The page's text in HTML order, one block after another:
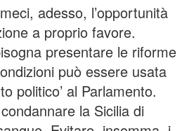
adesso, l’opportunità
a proprio favore.
presentare le riforme
può essere usata
politico’ al Parlamento.
la Sicilia di